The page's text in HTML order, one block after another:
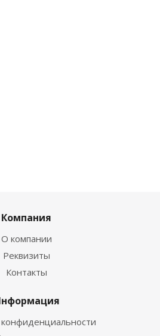
Компания
О компании
Реквизиты
Контакты